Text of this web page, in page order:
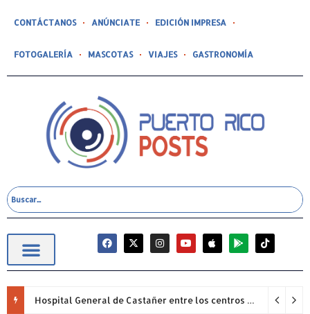
CONTÁCTANOS ANÚNCIATE EDICIÓN IMPRESA
FOTOGALERÍA MASCOTAS VIAJES GASTRONOMÍA
Hospital General de Castañer entre los centros de salud comunitarios con mejor desempeño clínico de Estados Unidos